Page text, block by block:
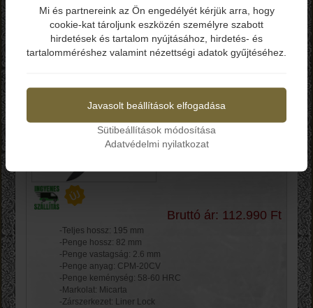
-Penge hossz: 90 mm
-Penge vastagság: 3.2 mm
-Penge anyag: CPM-20CV
-Penge keménység: 58-60 HRC
-Markolat: 6AL4V Titánium
WE Navo Linerlock
Black Micarta
Bruttó ár: 112.990 Ft
-Teljes hossz: 195 mm
-Penge hossz: 82 mm
-Penge vastagság: 2.6 mm
-Penge anyag: CPM-20CV
-Penge keménység: 58-60 HRC
-Markolat: Micarta
-Zárszerkezet: Liner Lock
Elmúltál már 18 éves?
Mi és partnereink az Ön engedélyét kérjük arra, hogy
cookie-kat tároljunk eszközén személyre szabott
hirdetések és tartalom nyújtásához, hirdetés- és
tartalomméréshez valamint nézettségi adatok gyűjtéséhez.
Javasolt beállítások elfogadása
Sütibeállítások módosítása
Adatvédelmi nyilatkozat